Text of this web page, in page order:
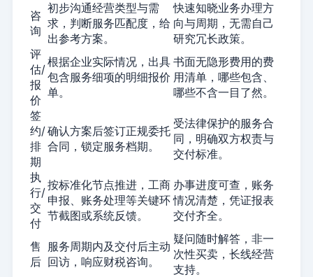
咨
询
初步沟通经营类型与需
求，判断服务匹配度，给
出参考方案。
快速知晓业务办理方
向与周期，无需自己
研究冗长政策。
评
估/
报
价
根据企业实际情况，出具
包含服务细项的明细报价
单。
书面无隐形费用的费
用清单，哪些包含、
哪些不含一目了然。
签
约/
排
期
确认方案后签订正规委托
合同，锁定服务档期。
受法律保护的服务合
同，明确双方权责与
交付标准。
执
行/
交
付
按标准化节点推进，工商
申报、账务处理等关键环
节截图或系统反馈。
办事进度可查，账务
情况清楚，凭证报表
交付齐全。
售
后
服务周期内及交付后主动
回访，响应财税咨询。
疑问随时解答，非一
次性买卖，长线经营
支持。